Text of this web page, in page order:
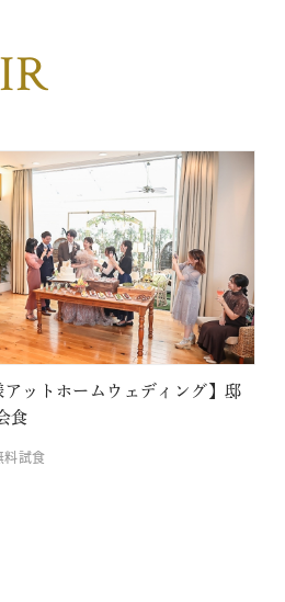
アットホームウェディング】邸
食
料試食